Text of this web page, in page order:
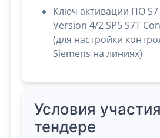
Ключ активации ПО
Version 4/2 SP5 S7T
(для настройки
Siemens на линиях)
Условия
тендере